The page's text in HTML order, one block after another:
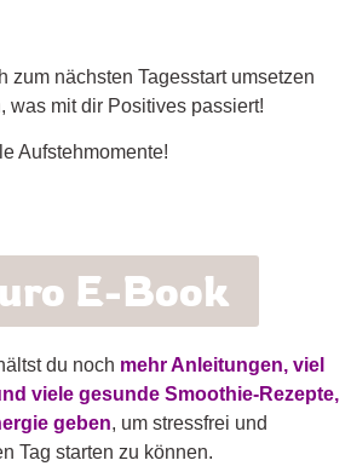
zum nächsten Tagesstart umsetzen
was mit dir Positives passiert!
Aufstehmomente!
E-Book
du noch mehr Anleitungen, viel
viele gesunde Smoothie-Rezepte,
geben, um stressfrei und
Tag starten zu können.